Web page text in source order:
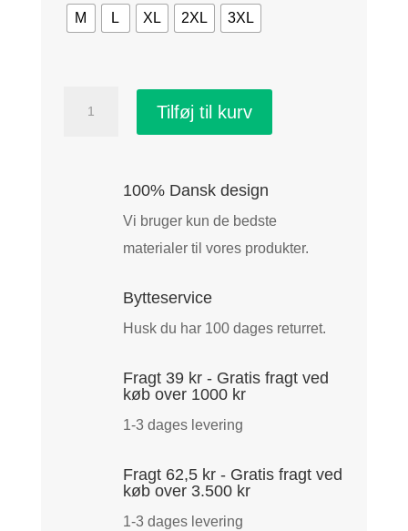
M L XL 2XL 3XL
Tilføj til kurv
100% Dansk design
Vi bruger kun de bedste
materialer til vores produkter.
Bytteservice
Husk du har 100 dages returret.
Fragt 39 kr - Gratis fragt ved
køb over 1000 kr
1-3 dages levering
Fragt 62,5 kr - Gratis fragt ved
køb over 3.500 kr
1-3 dages levering